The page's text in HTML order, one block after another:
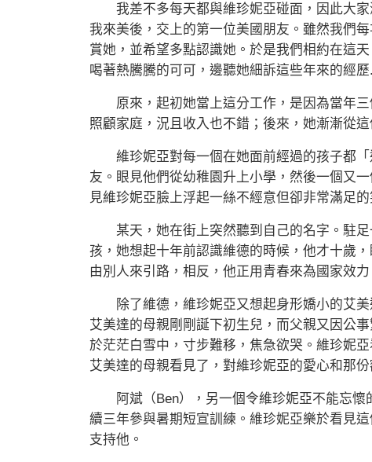
我差不多每天都與維珍妮亞碰面，因此大家
我來美後，交上的第一位美國朋友。雖然我們
賞她，並希望多點認識她。於是我們相約在這
喝著熱騰騰的可可，邊聽她細訴這些年來的經
原來，起初她當上這分工作，是因為當年三
照顧家庭，況且收入也不錯；後來，她漸漸從
維珍妮亞對每一個在她面前經過的孩子都「
友。眼見他們從幼稚園升上小學，然後一個又
見維珍妮亞臉上浮起一絲不經意但卻非常滿足
某天，她在街上突然聽到自己的名字。駐足
孩，她想起十年前認識維德的時候，他才十歲
由別人來引路，相反，他正用青春來為國家效力
除了維德，維珍妮亞又想起身形嬌小的艾美
艾美達的母親剛剛誕下初生兒，而父親又因公
於茫茫白雪中，寸步難移，焦急欲哭。維珍妮
艾美達的母親看見了，對維珍妮亞的愛心和那
阿斌（Ben），另一個令維珍妮亞不能忘懷
續三年參與暑期短宣訓練。維珍妮亞樂於看見
支持他。